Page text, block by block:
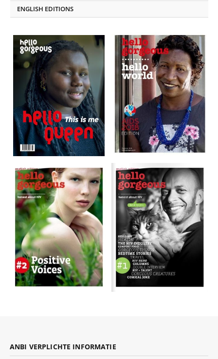
ENGLISH EDITIONS
ANBI VERPLICHTE INFORMATIE